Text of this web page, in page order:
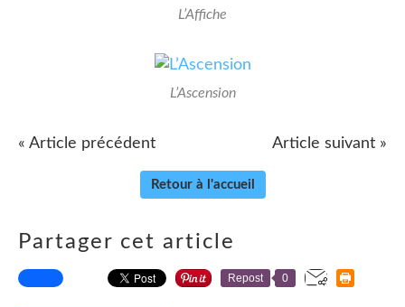
L’Affiche
L’Ascension
« Article précédent Article suivant »
Retour à l'accueil
Partager cet article
Repost 0